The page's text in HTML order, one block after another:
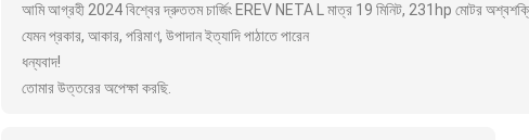
আমি আগ্রহী 2024 বিশ্বের দ্রুততম চার্জিং EREV NETA L মাত্র 19 মিনিট, 231hp মোটর
যেমন প্রকার, আকার, পরিমাণ, উপাদান ইত্যাদি পাঠাতে পারেন
ধন্যবাদ!
তোমার উত্তরের অপেক্ষা করছি.